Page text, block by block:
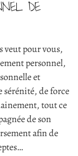
DE
veut pour vous,
personnel,
et
sérénité, de force
tout ce
de son
afin de